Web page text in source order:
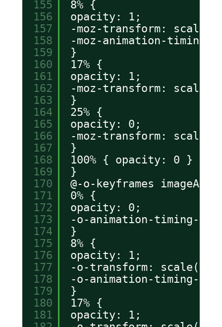
155
156
157
158
159
160
161
162
163
164
165
166
167
168
169
170
171
172
173
174
175
176
177
178
179
180
181
8% {
opacity: 1;
-moz-transform:
-moz-animation-
}
17% {
opacity: 1;
-moz-transform:
}
25% {
opacity: 0;
-moz-transform:
}
100% { opacity: 0 }
}
@-o-keyframes
0% {
opacity: 0;
-o-animation-timing-
}
8% {
opacity: 1;
-o-transform:
-o-animation-timing-
}
17% {
opacity: 1;